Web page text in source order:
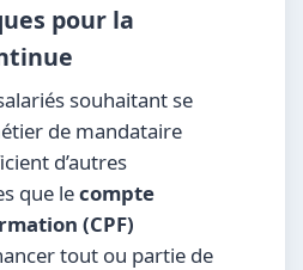
pour la
souhaitant se
de mandataire
d’autres
que lecompte
(CPF)
tout ou partie de